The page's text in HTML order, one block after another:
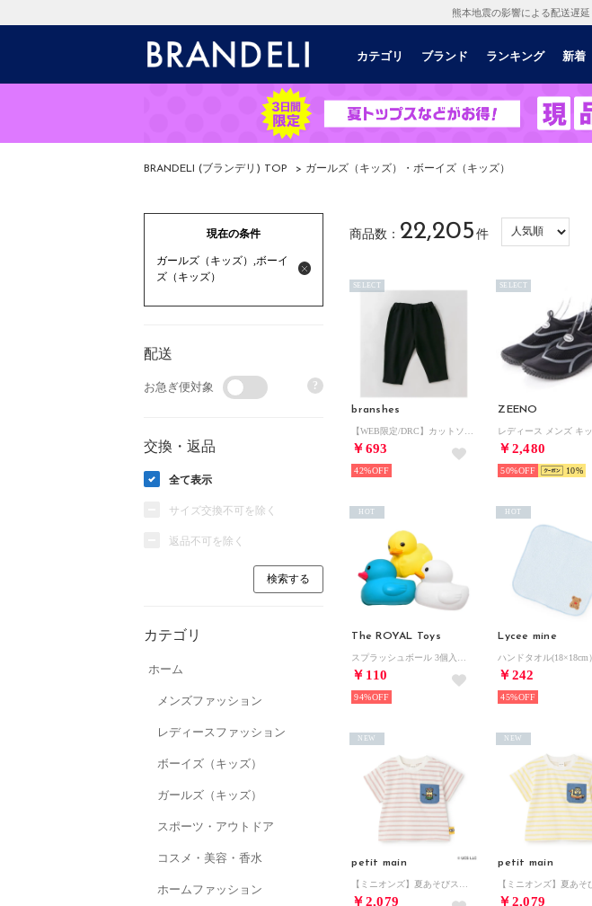
熊本地震の影響による配送遅延
カテゴリ ブランド ランキング 新着
BRANDELI (ブランデリ) TOP > ガールズ（キッズ）・ボーイズ（キッズ）
現在の条件
ガールズ（キッズ）,ボーイ
ズ（キッズ）
配送
お急ぎ便対象 ?
交換・返品
全て表示
サイズ交換不可を除く
返品不可を除く
カテゴリ
ホーム
メンズファッション
レディースファッション
ボーイズ（キッズ）
ガールズ（キッズ）
スポーツ・アウトドア
コスメ・美容・香水
ホームファッション
商品数： 22,205 件
branshes
￥693
SELECT
42%
ZEENO
￥2,480
SELECT
50% 10
The ROYAL Toys
￥110
HOT
94%
Lycee mine
￥242
HOT
45%
petit main
￥2,079
NEW
petit main
￥2,079
NEW